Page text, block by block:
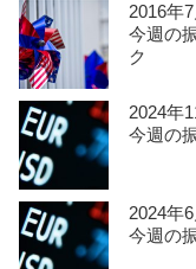
2016年
今週の
ク
2024年
今週の
2024年
今週の